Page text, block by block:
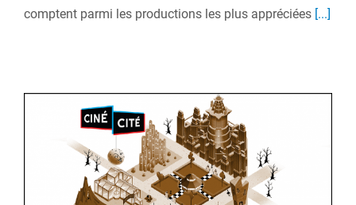
comptent parmi les productions les plus appréciées [...]